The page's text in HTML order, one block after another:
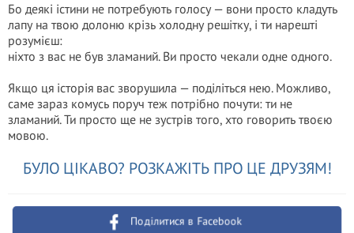
Бо деякі істини не потребують голосу — вони просто кладуть
лапу на твою долоню крізь холодну решітку, і ти нарешті
розумієш:
ніхто з вас не був зламаний. Ви просто чекали одне одного.
Якщо ця історія вас зворушила — поділіться нею. Можливо,
саме зараз комусь поруч теж потрібно почути: ти не
зламаний. Ти просто ще не зустрів того, хто говорить твоєю
мовою.
БУЛО ЦІКАВО? РОЗКАЖІТЬ ПРО ЦЕ ДРУЗЯМ!
Поділитися в Facebook